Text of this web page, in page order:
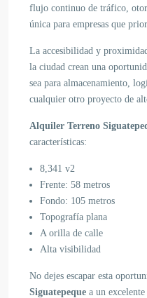
flujo continuo de tráfico,
única para empresas que
La accesibilidad y
la ciudad crean una
sea para almacenamiento,
cualquier otro proyecto de
Alquiler Terreno
características:
8,341 v2
Frente: 58 metros
Fondo: 105 metros
Topografía plana
A orilla de calle
Alta visibilidad
No dejes escapar esta
Siguatepeque a un